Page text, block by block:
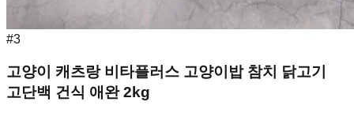
#3
고양이 캐츠랑 비타플러스 고양이밥 참치 닭고기
고단백 건식 애완 2kg